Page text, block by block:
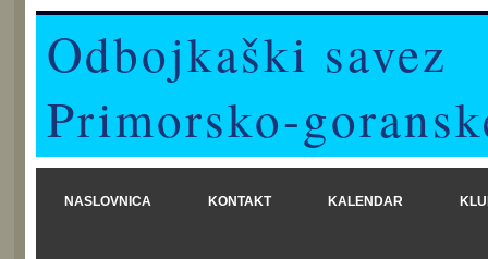
Odbojkaški savez
Primorsko-
NASLOVNICA KONTAKT KALENDAR